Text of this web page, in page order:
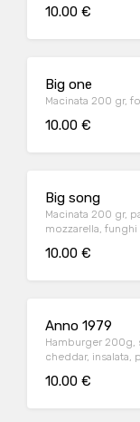
10.00 €
Big one
10.00 €
Big song
Macinata 200 gr, pancetta agliata, ketchup,
mozzarella, funghi
10.00 €
Anno 1979
Hamburger 200g,
cheddar, insalata,
10.00 €